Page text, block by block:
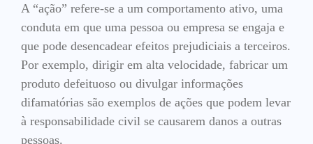
A “ação” refere-se a um comportamento ativo, uma
conduta em que uma pessoa ou empresa se engaja e
que pode desencadear efeitos prejudiciais a terceiros.
Por exemplo, dirigir em alta velocidade, fabricar um
produto defeituoso ou divulgar informações
difamatórias são exemplos de ações que podem levar
à responsabilidade civil se causarem danos a outras
pessoas.